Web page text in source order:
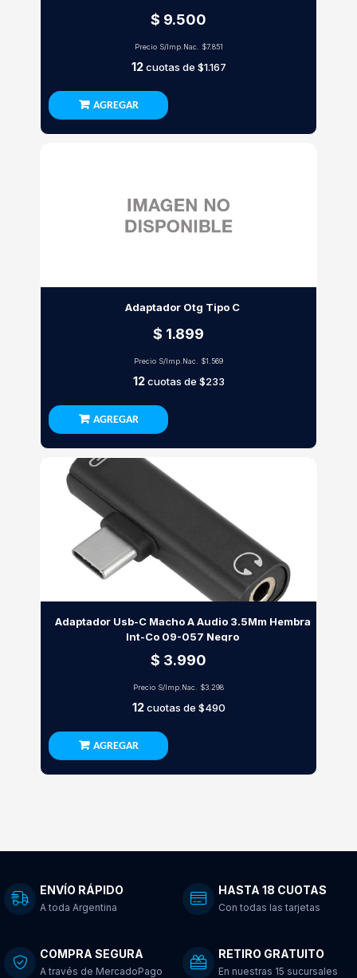
$ 9.500
Precio S/Imp.Nac. $7.851
12cuotas de $1.167
AGREGAR
Adaptador Otg Tipo C
$ 1.899
Precio S/Imp.Nac. $1.569
12cuotas de $233
AGREGAR
Adaptador Usb-C Macho A Audio 3.5Mm Hembra
Int-Co 09-057 Negro
$ 3.990
Precio S/Imp.Nac. $3.298
12cuotas de $490
AGREGAR
ENVÍO RÁPIDO
A toda Argentina
HASTA 18 CUOTAS
Con todas las tarjetas
COMPRA SEGURA
A través de MercadoPago
RETIRO GRATUITO
En nuestras 15 sucursales